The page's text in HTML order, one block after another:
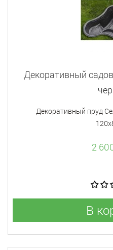
Декоративный
Декоративный пруд
2
В